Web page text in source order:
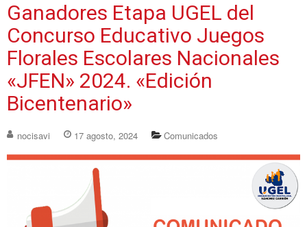
Ganadores Etapa UGEL del
Concurso Educativo Juegos
Florales Escolares Nacionales
«JFEN» 2024. «Edición
Bicentenario»
nocisavi 17 agosto, 2024 Comunicados